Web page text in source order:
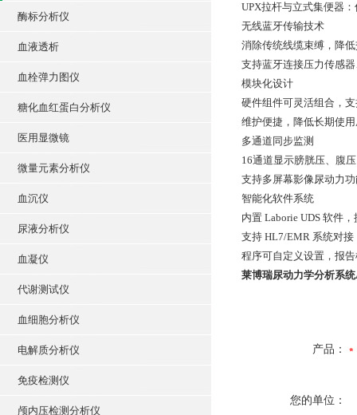
酶标分析仪
血液透析
血栓弹力图仪
糖化血红蛋白分析仪
医用显微镜
微量元素分析仪
血沉仪
尿液分析仪
血凝仪
代谢测试仪
血细胞分析仪
电解质分析仪
免疫检测仪
颅内压检测分析仪
UPX拉杆与立式集便器
无线蓝牙传输技术
消除传统线缆束缚，降
支持蓝牙连接压力传感
模块化设计
硬件组件可灵活组合，
维护便捷，降低长期使
多通道同步监测
16通道显示膀胱压、腹
支持多屏幕影像尿动力
智能化软件系统
内置 Laborie UDS 软件
支持 HL7/EMR 系统对
程序可自定义设置，报
莱博瑞尿动力学分析系统
产品：
您的单位：